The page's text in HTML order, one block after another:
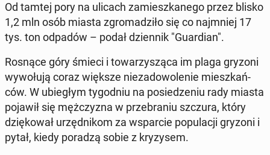
Od tamtej pory na ulicach za­miesz­ka­ne­go przez blisko
1,2 mln osób miasta zgro­ma­dzi­ło się co naj­mniej 17
tys. ton odpadów – podał dzien­nik "Gu­ar­dian".
Rosnące góry śmieci i to­wa­rzy­szą­ca im plaga gryzoni
wy­wo­łu­ją coraz większe nie­za­do­wo­le­nie miesz­kań­
ców. W ubie­głym ty­go­dniu na po­sie­dze­niu rady miasta
pojawił się męż­czy­zna w prze­bra­niu szczura, który
dzię­ko­wał urzęd­ni­kom za wspar­cie po­pu­la­cji gryzoni i
pytał, kiedy poradzą sobie z kry­zy­sem.